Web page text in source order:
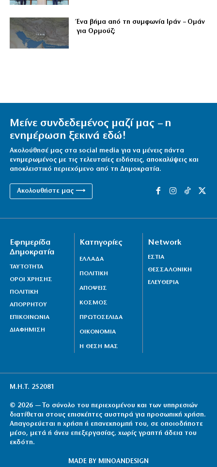
Ένα βήμα από τη συμφωνία Ιράν – Ομάν
για Ορμούζ;
Μείνε συνδεδεμένος μαζί μας – η
ενημέρωση ξεκινά εδώ!
Ακολούθησέ μας στα social media για να μένεις πάντα
ενημερωμένος με τις τελευταίες ειδήσεις, αποκαλύψεις και
αποκλειστικό περιεχόμενο από τη Δημοκρατία.
Ακολουθήστε μας ⟶
Εφημερίδα
Δημοκρατία
ΤΑΥΤΟΤΗΤΑ
ΟΡΟΙ ΧΡΗΣΗΣ
ΠΟΛΙΤΙΚΗ
ΑΠΟΡΡΗΤΟΥ
ΕΠΙΚΟΙΝΩΝΙΑ
ΔΙΑΦΗΜΙΣΗ
Κατηγορίες
ΕΛΛΑΔΑ
ΠΟΛΙΤΙΚΗ
ΑΠΟΨΕΙΣ
ΚΟΣΜΟΣ
ΠΡΩΤΟΣΕΛΙΔΑ
ΟΙΚΟΝΟΜΙΑ
Η ΘΕΣΗ ΜΑΣ
Network
ΕΣΤΙΑ
ΘΕΣΣΑΛΟΝΙΚΗ
ΕΛΕΥΘΕΡΙΑ
Μ.Η.Τ. 252081
© 2026 — Το σύνολο του περιεχομένου και των υπηρεσιών
διατίθεται στους επισκέπτες αυστηρά για προσωπική χρήση.
Απαγορεύεται η χρήση ή επανεκπομπή του, σε οποιοδήποτε
μέσο, μετά ή άνευ επεξεργασίας, χωρίς γραπτή άδεια του
εκδότη.
MADE BY MINOANDESIGN